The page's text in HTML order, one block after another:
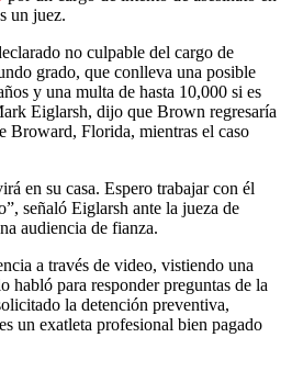
un juez.
no culpable del cargo de
grado, que conlleva una posible
y una multa de hasta 10,000 si es
Eiglarsh, dijo que Brown regresaría
Broward, Florida, mientras el caso
en su casa. Espero trabajar con él
señaló Eiglarsh ante la jueza de
audiencia de fianza.
a través de video, vistiendo una
habló para responder preguntas de la
la detención preventiva,
un exatleta profesional bien pagado